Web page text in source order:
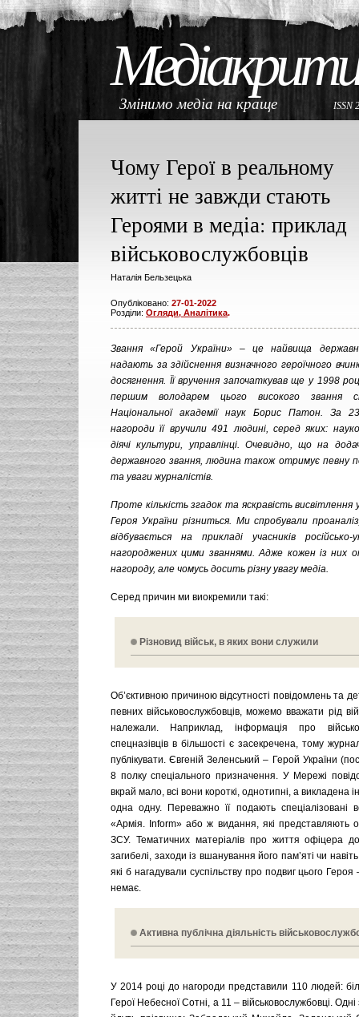
Змінимо медіа на краще ISSN
Чому Герої в реальному
житті не завжди стають
Героями в медіа: приклад
військовослужбовців
Наталія Бельзецька
Опубліковано: 27-01-2022
Розділи: Огляди, Аналітика.
Звання «Герой України» – це найвища
надають за здійснення визначного героїчного
досягнення. Її вручення започаткував ще у 1998
першим володарем цього високого звання
Національної академії наук Борис Патон. За
нагороди її вручили 491 людині, серед яких:
діячі культури, управлінці. Очевидно, що на
державного звання, людина також отримує певну
та уваги журналістів.
Проте кількість згадок та яскравість висвітлення
Героя України різниться. Ми спробували
відбувається на прикладі учасників російсько-
нагороджених цими званнями. Адже кожен із них
нагороду, але чомусь досить різну увагу медіа.
Серед причин ми виокремили такі:
Різновид військ, в яких вони служили
Об’єктивною причиною відсутності повідомлень та
певних військовослужбовців, можемо вважати рід
належали. Наприклад, інформація про
спецназівців в більшості є засекречена, тому
публікувати. Євгеній Зеленський – Герой України
8 полку спеціального призначення. У Мережі
вкрай мало, всі вони короткі, однотипні, а викладена
одна одну. Переважно її подають спеціалізовані
«Армія. Inform» або ж видання, які представляють
ЗСУ. Тематичних матеріалів про життя офіцера
загибелі, заходи із вшанування його пам’яті чи
які б нагадували суспільству про подвиг цього
немає.
Активна публічна діяльність
У 2014 році до нагороди представили 110 людей:
Герої Небесної Сотні, а 11 – військовослужбовці.